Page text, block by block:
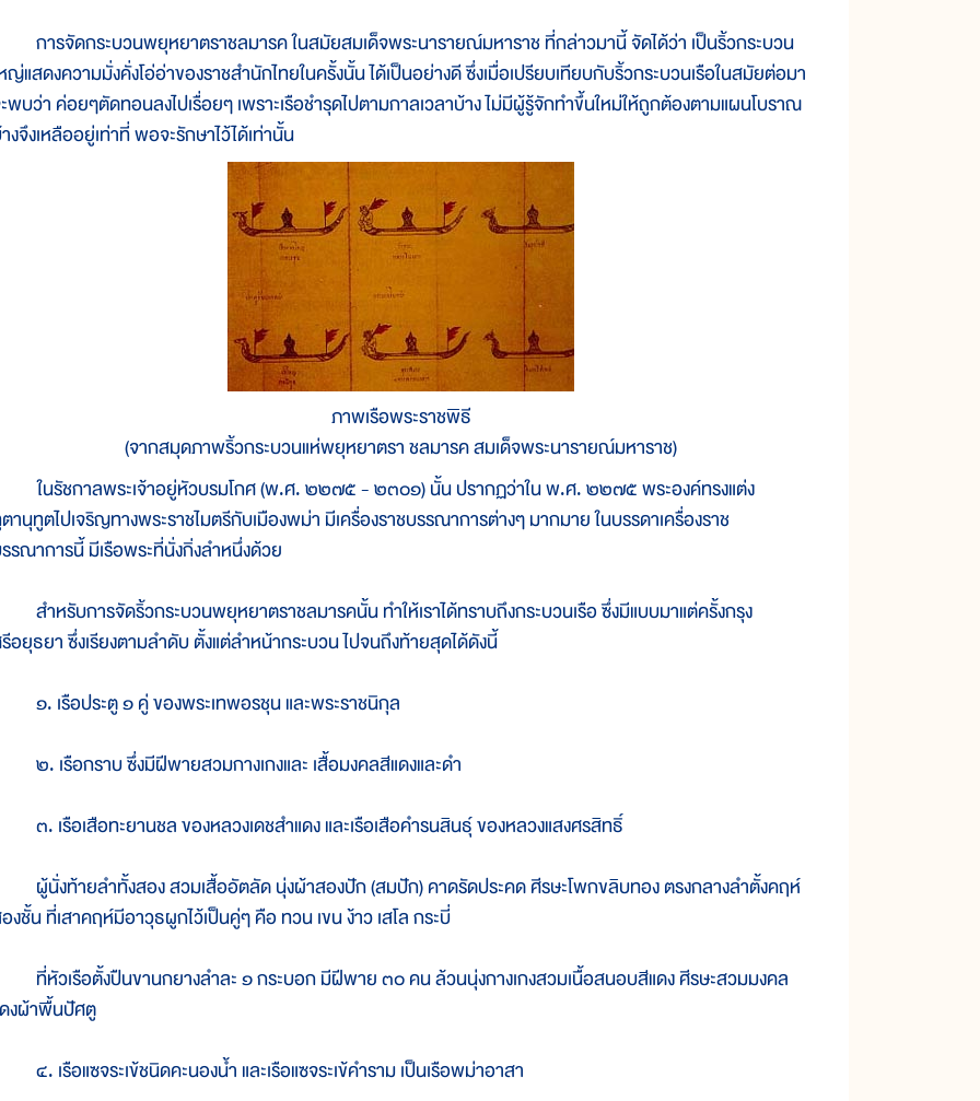
การจัดกระบวนพยุหยาตราชลมารค ในสมัยสมเด็จพระนารายณ์มหาราช ที่กล่าวมานี้ จัดได้ว่า เป็นริ้วกระบวน
ญ่แสดงความมั่งคั่งโอ่อ่าของราชสำนักไทยในครั้งนั้น ได้เป็นอย่างดี ซึ่งเมื่อเปรียบเทียบกับริ้วกระบวนเรือในสมัยต่อมา
พบว่า ค่อยๆตัดทอนลงไปเรื่อยๆ เพราะเรือชำรุดไปตามกาลเวลาบ้าง ไม่มีผู้รู้จักทำขึ้นใหม่ให้ถูกต้องตามแผนโบราณ
งจึงเหลืออยู่เท่าที่ พอจะรักษาไว้ได้เท่านั้น
ภาพเรือพระราชพิธี
(จากสมุดภาพริ้วกระบวนแห่พยุหยาตรา ชลมารค สมเด็จพระนารายณ์มหาราช)
ในรัชกาลพระเจ้าอยู่หัวบรมโกศ (พ.ศ. ๒๒๗๕ - ๒๓๐๑) นั้น ปรากฏว่าใน พ.ศ. ๒๒๗๕ พระองค์ทรงแต่ง
านุทูตไปเจริญทางพระราชไมตรีกับเมืองพม่า มีเครื่องราชบรรณาการต่างๆ มากมาย ในบรรดาเครื่องราช
รณาการนี้ มีเรือพระที่นั่งกิ่งลำหนึ่งด้วย
สำหรับการจัดริ้วกระบวนพยุหยาตราชลมารคนั้น ทำให้เราได้ทราบถึงกระบวนเรือ ซึ่งมีแบบมาแต่ครั้งกรุง
อยุธยา ซึ่งเรียงตามลำดับ ตั้งแต่ลำหน้ากระบวน ไปจนถึงท้ายสุดได้ดังนี้
๑. เรือประตู ๑ คู่ ของพระเทพอรชุน และพระราชนิกุล
๒. เรือกราบ ซึ่งมีฝีพายสวมกางเกงและ เสื้อมงคลสีแดงและดำ
๓. เรือเสือทะยานชล ของหลวงเดชสำแดง และเรือเสือคำรนสินธุ์ ของหลวงแสงศรสิทธิ์
ผู้นั่งท้ายลำทั้งสอง สวมเสื้ออัตลัด นุ่งผ้าสองปัก (สมปัก) คาดรัดประคด ศีรษะโพกขลิบทอง ตรงกลางลำตั้งคฤห์
งชั้น ที่เสาคฤห์มีอาวุธผูกไว้เป็นคู่ๆ คือ ทวน เขน ง้าว เสโล กระบี่
ที่หัวเรือตั้งปืนขานกยางลำละ ๑ กระบอก มีฝีพาย ๓๐ คน ล้วนนุ่งกางเกงสวมเนื้อสนอบสีแดง ศีรษะสวมมงคล
งผ้าพื้นปัศตู
๔. เรือแซจระเข้ชนิดคะนองน้ำ และเรือแซจระเข้คำราม เป็นเรือพม่าอาสา